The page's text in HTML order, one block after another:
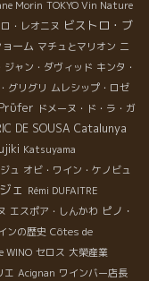
Morin TOKYO Vin Nature
・レオニヌ ビストロ・ブ
ーム マチュとマリオン ニ
ジャン・ダヴィッド キンタ・
グリグリ ムレシップ・ロゼ
ドメーヌ・ド・ラ・ガ
DE SOUSA Catalunya
Katsuyama
ュ オビ・ワイン・ケノビュ
ェ Rémi DUFAITRE
エスポア・しんかわ ピノ・
ンの歴史 Côtes de
WINO セロス 大榮産業
エ Acignan ワインバー店長